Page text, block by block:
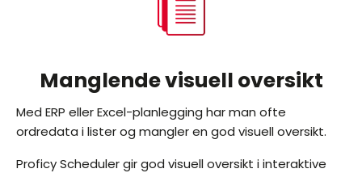
Manglende visuell oversikt
Med ERP eller Excel-planlegging har man ofte
ordredata i lister og mangler en god visuell oversikt.
Proficy Scheduler gir god visuell oversikt i interaktive